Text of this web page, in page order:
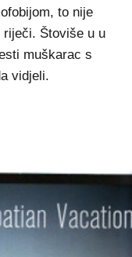
to nije
riječi. Štoviše u u
muškarac s
vidjeli.